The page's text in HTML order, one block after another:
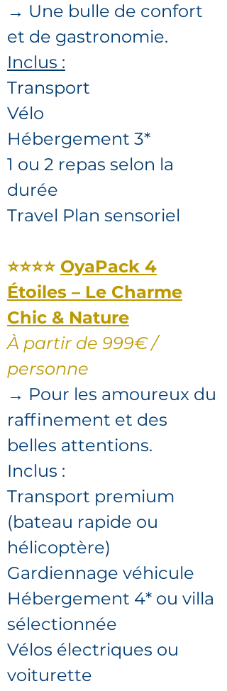
→ Une bulle de confort
et de gastronomie.
Inclus :
Transport
Vélo
Hébergement 3*
1 ou 2 repas selon la
durée
Travel Plan sensoriel
⭐⭐⭐⭐ OyaPack 4
Étoiles – Le Charme
Chic & Nature
À partir de 999€ /
personne
→ Pour les amoureux du
raffinement et des
belles attentions.
Inclus :
Transport premium
(bateau rapide ou
hélicoptère)
Gardiennage véhicule
Hébergement 4* ou villa
sélectionnée
Vélos électriques ou
voiturette